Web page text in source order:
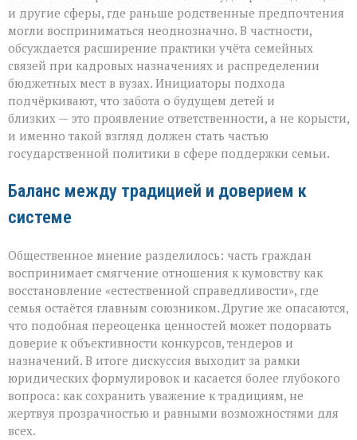
и другие сферы, где раньше родственные предпочтения
могли восприниматься неоднозначно. В частности,
обсуждается расширение практики учёта семейных
связей при кадровых назначениях и распределении
бюджетных мест в вузах. Инициаторы подхода
подчёркивают, что забота о будущем детей и
близких — это проявление ответственности, а не корысти,
и именно такой взгляд должен стать частью
государственной политики в сфере поддержки семьи.
Баланс между традицией и доверием к
системе
Общественное мнение разделилось: часть граждан
воспринимает смягчение отношения к кумовству как
восстановление «естественной справедливости», где
семья остаётся главным союзником. Другие же опасаются,
что подобная переоценка ценностей может подорвать
доверие к объективности конкурсов, тендеров и
назначений. В итоге дискуссия выходит за рамки
юридических формулировок и касается более глубокого
вопроса: как сохранить уважение к традициям, не
жертвуя прозрачностью и равными возможностями для
всех.